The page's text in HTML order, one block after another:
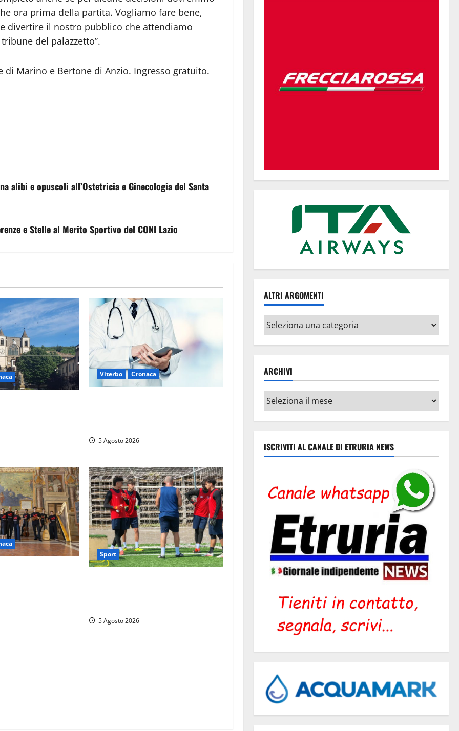
ora prima della partita. Vogliamo fare bene,
divertire il nostro pubblico che attendiamo
del palazzetto”.
Marino e Bertone di Anzio. Ingresso gratuito.
alibi e opuscoli all’Ostetricia e Ginecologia del Santa
e Stelle al Merito Sportivo del CONI Lazio
Viterbo Cronaca
5 Agosto 2026
Sport
5 Agosto 2026
ALTRI ARGOMENTI
Altri
argomenti
ARCHIVI
Archivi
ISCRIVITI AL CANALE DI ETRURIA NEWS